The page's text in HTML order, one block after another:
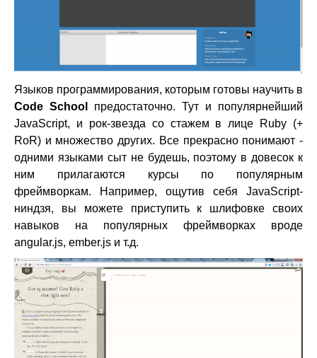
Языков программирования, которым готовы научить в
Code School
предостаточно. Тут и популярнейший
JavaScript, и рок-звезда со стажем в лице Ruby (+
RoR) и множество других. Все прекрасно понимают -
одними языками сыт не будешь, поэтому в довесок к
ним прилагаются курсы по популярным
фреймворкам. Например, ощутив себя JavaScript-
ниндзя, вы можете приступить к шлифовке своих
навыков на популярных фреймворках вроде
angular.js, ember.js и т.д.